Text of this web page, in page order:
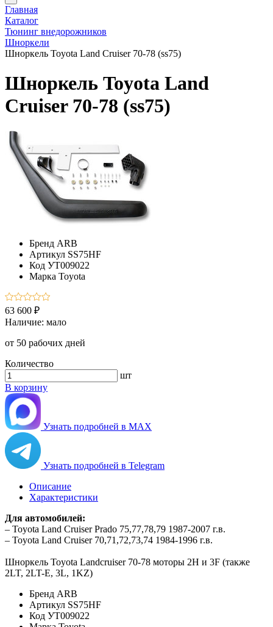
Главная
Каталог
Тюнинг внедорожников
Шноркели
Шноркель Toyota Land Cruiser 70-78 (ss75)
Шноркель Toyota Land
Cruiser 70-78 (ss75)
Бренд ARB
Артикул SS75HF
Код УТ009022
Марка Toyota
63 600 ₽
Наличие: мало
от 50 рабочих дней
Количество
шт
В корзину
Узнать подробней в MAX
Узнать подробней в Telegram
Описание
Характеристики
Для автомобилей:
– Toyota Land Cruiser Prado 75,77,78,79 1987-2007 г.в.
– Toyota Land Cruiser 70,71,72,73,74 1984-1996 г.в.
Шноркель Toyota Landcruiser 70-78 моторы 2H и 3F (также
2LT, 2LT-E, 3L, 1KZ)
Бренд ARB
Артикул SS75HF
Код УТ009022